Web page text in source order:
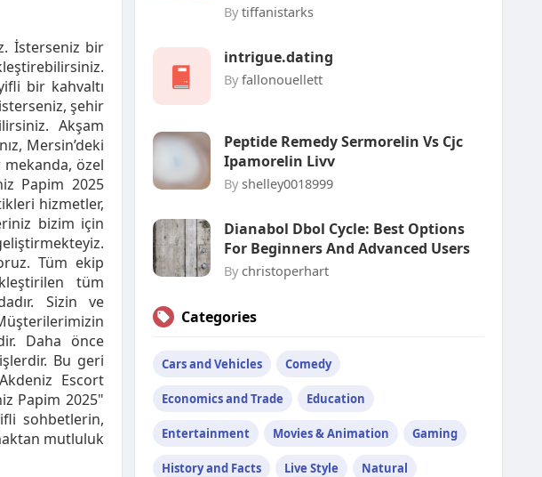
İsterseniz bir
bir kahvaltı
şehir
Akşam
Mersin’deki
özel
Papim 2025
hizmetler,
bizim için
Tüm ekip
tüm
Sizin ve
Daha önce
Bu geri
Escort
Papim 2025"
sohbetlerin,
mutluluk
By tiffanistarks
intrigue.dating
By fallonouellett
Peptide Remedy Sermorelin Vs Cjc
Ipamorelin Livv
By shelley0018999
Dianabol Dbol Cycle: Best Options
For Beginners And Advanced Users
By christoperhart
Categories
Cars and Vehicles Comedy
Economics and Trade Education
Entertainment Movies & Animation Gaming
History and Facts Live Style Natural